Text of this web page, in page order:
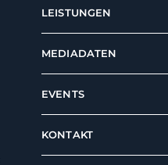
LEISTUNGEN
MEDIADATEN
EVENTS
KONTAKT